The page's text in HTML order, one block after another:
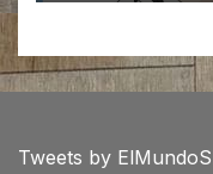
Tweets by